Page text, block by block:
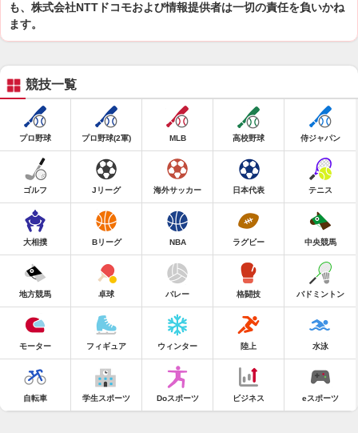
も、株式会社NTTドコモおよび情報提供者は一切の責任を負いかね
ます。
競技一覧
プロ野球 プロ野球(2軍) MLB 高校野球 侍ジャパン
ゴルフ Jリーグ 海外サッカー 日本代表 テニス
大相撲 Bリーグ NBA ラグビー 中央競馬
地方競馬 卓球 バレー 格闘技 バドミントン
モーター フィギュア ウィンター 陸上 水泳
自転車 学生スポーツ Doスポーツ ビジネス eスポーツ